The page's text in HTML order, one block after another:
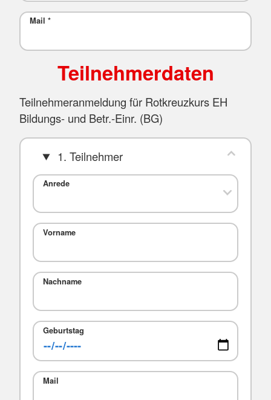
Mail *
Teilnehmerdaten
Teilnehmeranmeldung für Rotkreuzkurs EH
Bildungs- und Betr.-Einr. (BG)
1. Teilnehmer
Anrede
Vorname
Nachname
Geburtstag
Mail